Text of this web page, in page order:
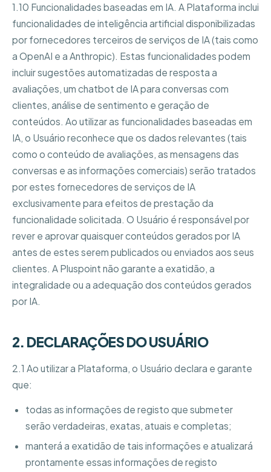
1.10 Funcionalidades baseadas em IA. A Plataforma inclui
funcionalidades de inteligência artificial disponibilizadas
por fornecedores terceiros de serviços de IA (tais como
a OpenAI e a Anthropic). Estas funcionalidades podem
incluir sugestões automatizadas de resposta a
avaliações, um chatbot de IA para conversas com
clientes, análise de sentimento e geração de
conteúdos. Ao utilizar as funcionalidades baseadas em
IA, o Usuário reconhece que os dados relevantes (tais
como o conteúdo de avaliações, as mensagens das
conversas e as informações comerciais) serão tratados
por estes fornecedores de serviços de IA
exclusivamente para efeitos de prestação da
funcionalidade solicitada. O Usuário é responsável por
rever e aprovar quaisquer conteúdos gerados por IA
antes de estes serem publicados ou enviados aos seus
clientes. A Pluspoint não garante a exatidão, a
integralidade ou a adequação dos conteúdos gerados
por IA.
2. DECLARAÇÕES DO USUÁRIO
2.1 Ao utilizar a Plataforma, o Usuário declara e garante
que:
todas as informações de registo que submeter
serão verdadeiras, exatas, atuais e completas;
manterá a exatidão de tais informações e atualizará
prontamente essas informações de registo